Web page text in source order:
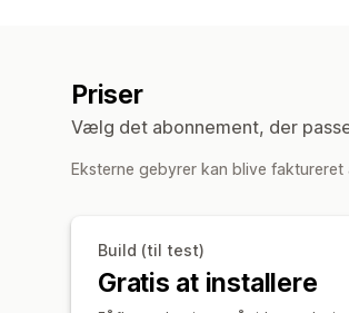
Priser
Vælg det abonnement, der
Eksterne gebyrer kan blive
Build (til test)
Gratis at installere